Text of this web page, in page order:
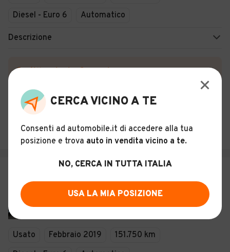
Diesel - Euro 6
Automatico
Descrizione
Certificazioni e Garanzie
Ghilarza (OR)
Iveco Daily 35S14Sa8V 2.3Hpt Plm-
Tm Hi-Ma
Usato Febbraio 2019
151.750 km
CERCA VICINO A TE
Consenti ad automobile.it di accedere alla tua
posizione e trova auto in vendita vicino a te.
NO, CERCA IN TUTTA ITALIA
USA LA MIA POSIZIONE